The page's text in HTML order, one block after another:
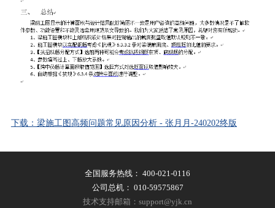
下载：梁施工图高频问题常见原因分析 - 张月月-240202终版
全国服务热线： 400-021-0116
公司总机： 010-59575867
技术支持邮箱：support@yjk.cn